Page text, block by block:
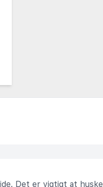
Det er vigtigt at huske